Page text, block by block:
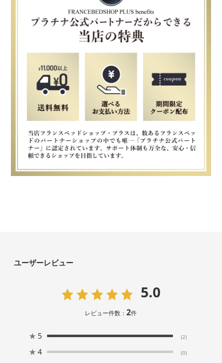
ユーザーレビュー
5.0
レビュー件数：2件
★ 5 (2)
★ 4 (0)